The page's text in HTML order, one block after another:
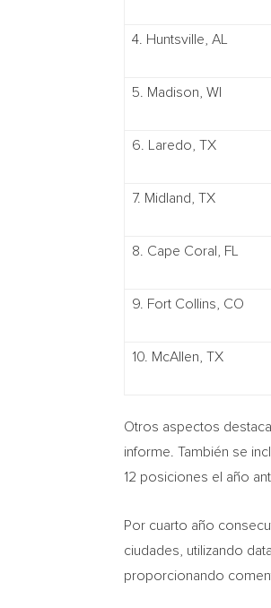
4. Huntsville, AL
5. Madison, WI
6. Laredo, TX
7. Midland, TX
8. Cape Coral, FL
9. Fort Collins, CO
10. McAllen, TX
Otros aspectos
informe. También se
12 posiciones el año
Por cuarto año
ciudades, utilizando
proporcionando